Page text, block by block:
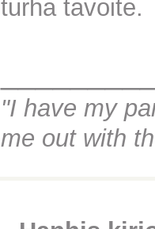
turha tavoite.
"I have my
me out with